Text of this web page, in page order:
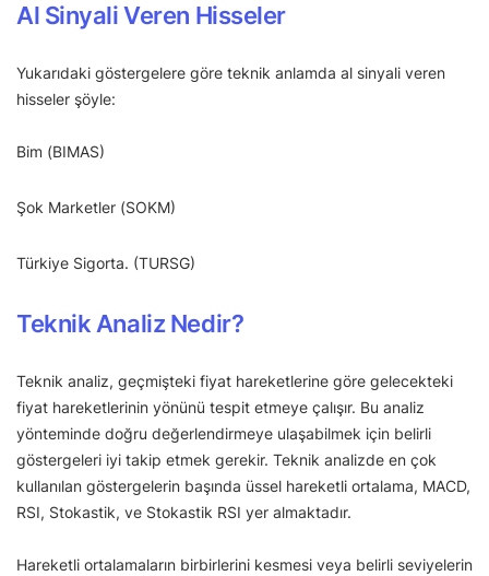
Al Sinyali Veren Hisseler
Yukarıdaki göstergelere göre teknik anlamda al sinyali veren
hisseler şöyle:
Bim (BIMAS)
Şok Marketler (SOKM)
Türkiye Sigorta. (TURSG)
Teknik Analiz Nedir?
Teknik analiz, geçmişteki fiyat hareketlerine göre gelecekteki
fiyat hareketlerinin yönünü tespit etmeye çalışır. Bu analiz
yönteminde doğru değerlendirmeye ulaşabilmek için belirli
göstergeleri iyi takip etmek gerekir. Teknik analizde en çok
kullanılan göstergelerin başında üssel hareketli ortalama, MACD,
RSI, Stokastik, ve Stokastik RSI yer almaktadır.
Hareketli ortalamaların birbirlerini kesmesi veya belirli seviyelerin